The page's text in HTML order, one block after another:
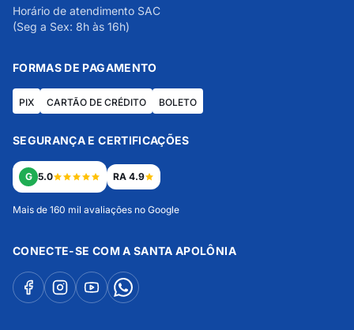
Horário de atendimento SAC
(Seg a Sex: 8h às 16h)
FORMAS DE PAGAMENTO
PIX CARTÃO DE CRÉDITO BOLETO
SEGURANÇA E CERTIFICAÇÕES
G 5.0 RA 4.9
Mais de 160 mil avaliações no Google
CONECTE-SE COM A SANTA APOLÔNIA